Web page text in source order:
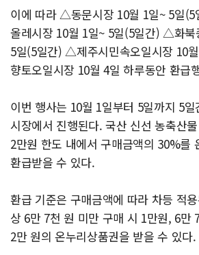
이에 따라 △동문시장 10월 1일~ 5일
올레시장 10월 1일~ 5일(5일간) △화북
5일(5일간) △제주시민속오일시장 10
향토오일시장 10월 4일 하루동안 환급
이번 행사는 10월 1일부터 5일까지 5
시장에서 진행된다. 국산 신선 농축산
2만원 한도 내에서 구매금액의 30%를
환급받을 수 있다.
환급 기준은 구매금액에 따라 차등 적
상 6만 7천 원 미만 구매 시 1만원, 6만
2만 원의 온누리상품권을 받을 수 있다.